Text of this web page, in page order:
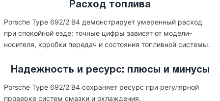
Расход топлива
Porsche Type 692/2 B4 демонстрирует умеренный расход
при спокойной езде; точные цифры зависят от модели-
носителя, коробки передач и состояния топливной системы.
Надежность и ресурс: плюсы и минусы
Porsche Type 692/2 B4 сохраняет ресурс при регулярной
проверке систем смазки и охлаждения.